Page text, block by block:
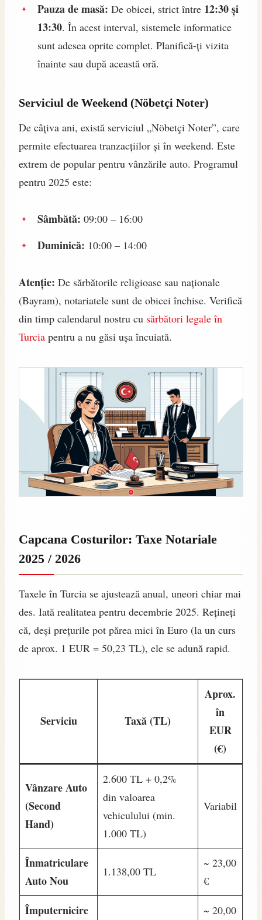
Pauza de masă: De obicei, strict între 12:30 și
13:30. În acest interval, sistemele informatice
sunt adesea oprite complet. Planifică-ți vizita
înainte sau după această oră.
Serviciul de Weekend (Nöbetçi Noter)
De câțiva ani, există serviciul „Nöbetçi Noter”, care
permite efectuarea tranzacțiilor și în weekend. Este
extrem de popular pentru vânzările auto. Programul
pentru 2025 este:
Sâmbătă: 09:00 – 16:00
Duminică: 10:00 – 14:00
Atenție: De sărbătorile religioase sau naționale
(Bayram), notariatele sunt de obicei închise. Verifică
din timp calendarul nostru cu sărbători legale în
Turcia pentru a nu găsi ușa încuiată.
Capcana Costurilor: Taxe Notariale
2025 / 2026
Taxele în Turcia se ajustează anual, uneori chiar mai
des. Iată realitatea pentru decembrie 2025. Rețineți
că, deși prețurile pot părea mici în Euro (la un curs
de aprox. 1 EUR = 50,23 TL), ele se adună rapid.
Serviciu Taxă (TL)
Aprox.
în
EUR
(€)
Vânzare Auto
(Second
Hand)
2.600 TL + 0,2%
din valoarea
vehiculului (min.
1.000 TL)
Variabil
Înmatriculare
Auto Nou
1.138,00 TL
~ 23,00
€
Împuternicire ~ 20,00